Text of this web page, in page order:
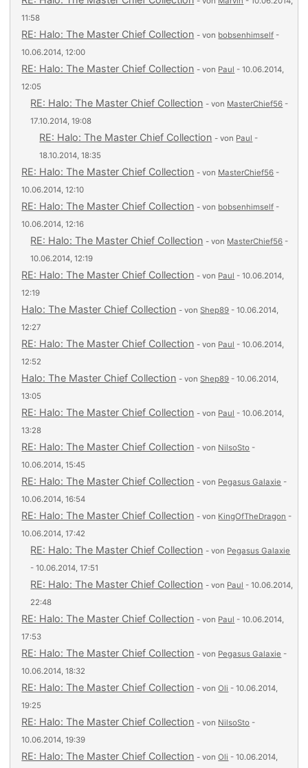
11:58
RE: Halo: The Master Chief Collection - von bobsenhimself -
10.06.2014, 12:00
RE: Halo: The Master Chief Collection - von Paul - 10.06.2014,
12:05
RE: Halo: The Master Chief Collection - von MasterChief56 -
17.10.2014, 19:08
RE: Halo: The Master Chief Collection - von Paul -
18.10.2014, 18:35
RE: Halo: The Master Chief Collection - von MasterChief56 -
10.06.2014, 12:10
RE: Halo: The Master Chief Collection - von bobsenhimself -
10.06.2014, 12:16
RE: Halo: The Master Chief Collection - von MasterChief56 -
10.06.2014, 12:19
RE: Halo: The Master Chief Collection - von Paul - 10.06.2014,
12:19
Halo: The Master Chief Collection - vonShep89 - 10.06.2014,
12:27
RE: Halo: The Master Chief Collection - von Paul - 10.06.2014,
12:52
Halo: The Master Chief Collection - vonShep89 - 10.06.2014,
13:05
RE: Halo: The Master Chief Collection - von Paul - 10.06.2014,
13:28
RE: Halo: The Master Chief Collection - von NilsoSto -
10.06.2014, 15:45
RE: Halo: The Master Chief Collection - von Pegasus Galaxie -
10.06.2014, 16:54
RE: Halo: The Master Chief Collection - von KingOfTheDragon -
10.06.2014, 17:42
RE: Halo: The Master Chief Collection - von Pegasus Galaxie
- 10.06.2014, 17:51
RE: Halo: The Master Chief Collection - von Paul - 10.06.2014,
22:48
RE: Halo: The Master Chief Collection - von Paul - 10.06.2014,
17:53
RE: Halo: The Master Chief Collection - von Pegasus Galaxie -
10.06.2014, 18:32
RE: Halo: The Master Chief Collection - vonOli - 10.06.2014,
19:25
RE: Halo: The Master Chief Collection - von NilsoSto -
10.06.2014, 19:39
RE: Halo: The Master Chief Collection - vonOli - 10.06.2014,